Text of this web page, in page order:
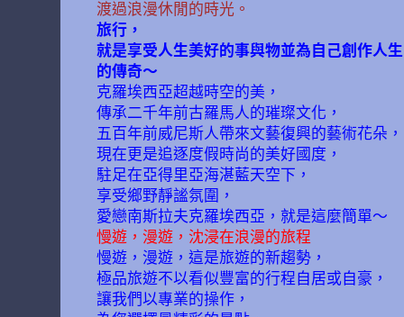
渡過浪漫休閒的時光。
旅行，
就是享受人生美好的事與物並為自己創作人生
的傳奇～
克羅埃西亞超越時空的美，
傳承二千年前古羅馬人的璀璨文化，
五百年前威尼斯人帶來文藝復興的藝術花朵，
現在更是追逐度假時尚的美好國度，
駐足在亞得里亞海湛藍天空下，
享受鄉野靜謐氛圍，
愛戀南斯拉夫克羅埃西亞，就是這麼簡單～
慢遊，漫遊，沈浸在浪漫的旅程
慢遊，漫遊，這是旅遊的新趨勢，
極品旅遊不以看似豐富的行程自居或自豪，
讓我們以專業的操作，